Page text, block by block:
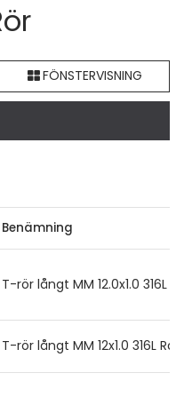
FÖNSTERVISNING
Benämning
T-rör långt MM 12.0x1.0 316L
T-rör långt MM 12x1.0 316L